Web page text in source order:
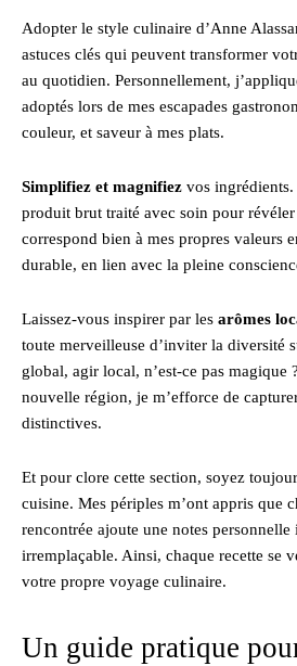
Adopter le style culinaire d’Anne
astuces clés qui peuvent transformer
au quotidien. Personnellement,
adoptés lors de mes escapades
couleur, et saveur à mes plats.
Simplifiez et magnifiez vos ingrédients.
produit brut traité avec soin pour révéler
correspond bien à mes propres valeurs
durable, en lien avec la pleine
Laissez-vous inspirer par les arômes
toute merveilleuse d’inviter la diversité
global, agir local, n’est-ce pas magique
nouvelle région, je m’efforce de
distinctives.
Et pour clore cette section, soyez
cuisine. Mes périples m’ont appris que
rencontrée ajoute une notes personnelle
irremplaçable. Ainsi, chaque recette se
votre propre voyage culinaire.
Un guide pratique